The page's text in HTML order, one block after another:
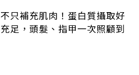
不只補充肌肉！蛋白質攝取好
充足，頭髮、指甲一次照顧到